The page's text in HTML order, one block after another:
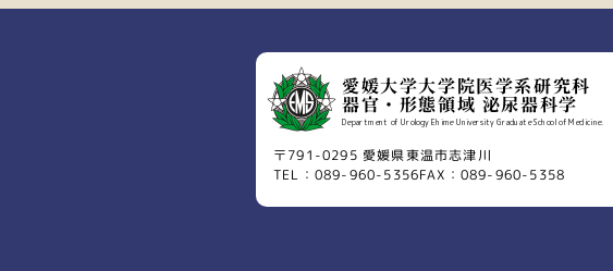
愛媛大学大学院医学系研究科
器官・形態領域 泌尿器科学
Department of Urology Ehime University Graduate School of Medicine.
〒791-0295 愛媛県東温市志津川
TEL：089-960-5356FAX：089-960-5358